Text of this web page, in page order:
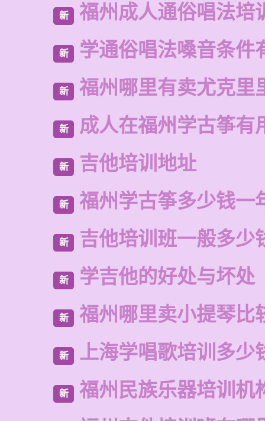
新 福州成人通俗唱法培
新 学通俗唱法嗓音条件
新 福州哪里有卖尤克里
新 成人在福州学古筝有
新 吉他培训地址
新 福州学古筝多少钱一
新 吉他培训班一般多少
新 学吉他的好处与坏处
新 福州哪里卖小提琴比
新 上海学唱歌培训多少
新
福州民族乐器培训机